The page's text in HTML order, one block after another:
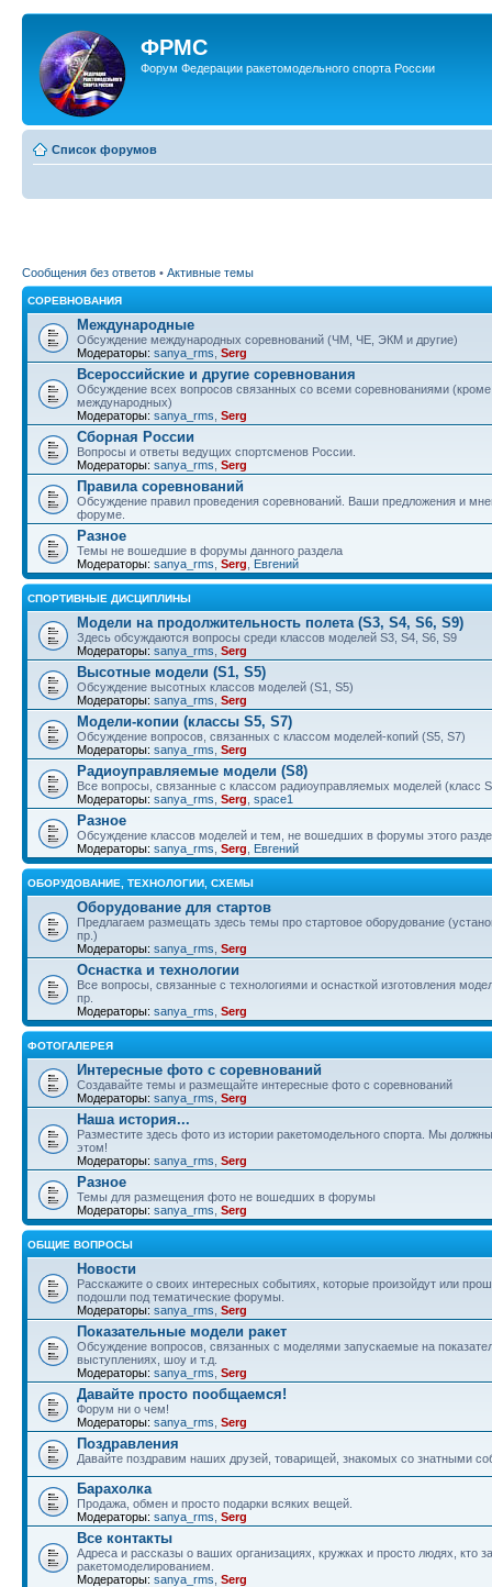
ФРМС
Форум Федерации ракетомодельного спорта России
Список форумов
Сообщения без ответов • Активные темы
СОРЕВНОВАНИЯ
Международные
Обсуждение международных соревнований (ЧМ, ЧЕ, ЭКМ и другие)
Модераторы: sanya_rms Serg
Всероссийские и другие соревнования
Обсуждение всех вопросов связанных со всеми соревнованиями (кроме
международных)
Модераторы: sanya_rms Serg
Сборная России
Вопросы и ответы ведущих спортсменов России.
Модераторы: sanya_rms Serg
Правила соревнований
Обсуждение правил проведения соревнований. Ваши предложения и
форуме.
Разное
Темы не вошедшие в форумы данного раздела
Модераторы: sanya_rms Serg Евгений
СПОРТИВНЫЕ ДИСЦИПЛИНЫ
Модели на продолжительность полета (S3, S4, S6, S9)
Здесь обсуждаются вопросы среди классов моделей S3, S4, S6, S9
Модераторы: sanya_rms Serg
Высотные модели (S1, S5)
Обсуждение высотных классов моделей (S1, S5)
Модераторы: sanya_rms Serg
Модели-копии (классы S5, S7)
Обсуждение вопросов, связанных с классом моделей-копий (S5, S7)
Модераторы: sanya_rms Serg
Радиоуправляемые модели (S8)
Все вопросы, связанные с классом радиоуправляемых моделей (класс
Модераторы: sanya_rms Serg space1
Разное
Обсуждение классов моделей и тем, не вошедших в форумы этого
Модераторы: sanya_rms Serg Евгений
ОБОРУДОВАНИЕ, ТЕХНОЛОГИИ, СХЕМЫ
Оборудование для стартов
Предлагаем размещать здесь темы про стартовое оборудование
пр.)
Модераторы: sanya_rms Serg
Оснастка и технологии
Все вопросы, связанные с технологиями и оснасткой изготовления
пр.
Модераторы: sanya_rms Serg
ФОТОГАЛЕРЕЯ
Интересные фото с соревнований
Создавайте темы и размещайте интересные фото с соревнований
Модераторы: sanya_rms Serg
Наша история...
Разместите здесь фото из истории ракетомодельного спорта. Мы
этом!
Модераторы: sanya_rms Serg
Разное
Темы для размещения фото не вошедших в форумы
Модераторы: sanya_rms Serg
ОБЩИЕ ВОПРОСЫ
Новости
Расскажите о своих интересных событиях, которые произойдут или
подошли под тематические форумы.
Модераторы: sanya_rms Serg
Показательные модели ракет
Обсуждение вопросов, связанных с моделями запускаемые на
выступлениях, шоу и т.д.
Модераторы: sanya_rms Serg
Давайте просто пообщаемся!
Форум ни о чем!
Модераторы: sanya_rms Serg
Поздравления
Давайте поздравим наших друзей, товарищей, знакомых со знатными
Барахолка
Продажа, обмен и просто подарки всяких вещей.
Модераторы: sanya_rms Serg
Все контакты
Адреса и рассказы о ваших организациях, кружках и просто людях, кто
ракетомоделированием.
Модераторы: sanya_rms Serg